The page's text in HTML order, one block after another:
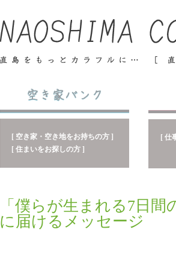
[ 空き家・空き地をお持ちの方 ]
[ 住まいをお探しの方 ]
[ 仕
「僕らが生まれる7日
に届けるメッセージ